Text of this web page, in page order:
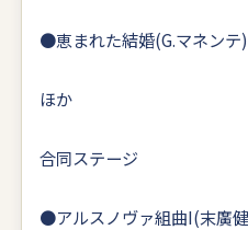
●恵まれた結婚(G.マネンテ)
ほか
合同ステージ
●アルスノヴァ組曲I(末廣